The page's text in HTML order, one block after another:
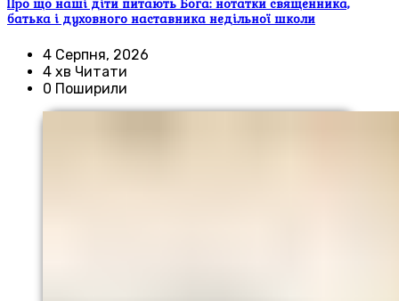
Про що наші діти питають Бога: нотатки священника,
батька і духовного наставника недільної школи
4 Серпня, 2026
4 хв Читати
0 Поширили